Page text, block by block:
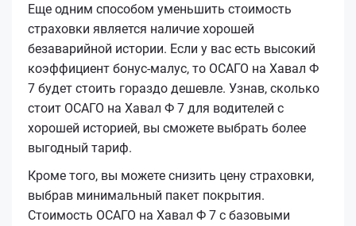
Еще одним способом уменьшить стоимость
страховки является наличие хорошей
безаварийной истории. Если у вас есть высокий
коэффициент бонус-малус, то ОСАГО на Хавал Ф
7 будет стоить гораздо дешевле. Узнав, сколько
стоит ОСАГО на Хавал Ф 7 для водителей с
хорошей историей, вы сможете выбрать более
выгодный тариф.
Кроме того, вы можете снизить цену страховки,
выбрав минимальный пакет покрытия.
Стоимость ОСАГО на Хавал Ф 7 с базовыми